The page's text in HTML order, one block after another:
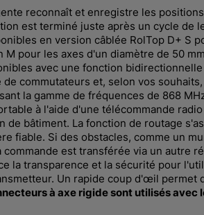
reconnaît et enregistre les
est terminé juste après un cycle de
en version câblée RolTop D+ S
pour les axes d'un diamètre de 50
avec une fonction
commutateurs et, selon vos
la gamme de fréquences de 868
à l'aide d'une télécommande
bâtiment. La fonction de routage
fiable. Si des obstacles, comme un
est transférée via un autre
la transparence et la sécurité pour
Un rapide coup d'œil permet
à axe rigide sont utilisés avec